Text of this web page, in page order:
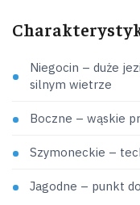
Niegocin – duże
silnym wietrze
Boczne – wąskie
Szymoneckie –
Jagodne – punkt